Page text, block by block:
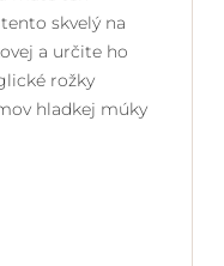
skvelý na
a určite ho
rožky
hladkej múky